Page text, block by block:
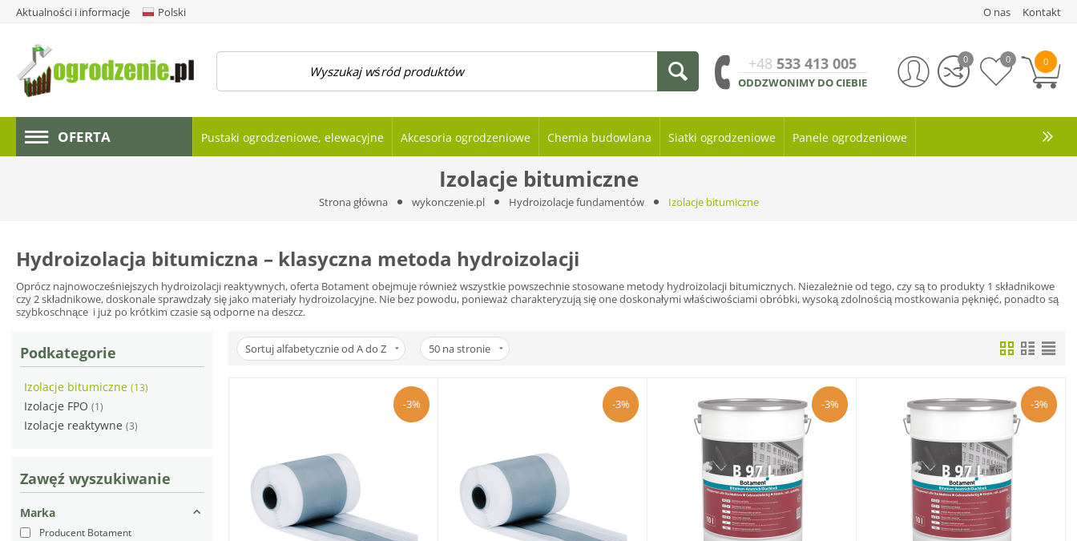
Aktualności i informacje Polski O nas Kontakt
+48 533 413 005
ODDZWONIMY DO CIEBIE
0
0 0
OFERTA Pustaki ogrodzeniowe, elewacyjne Akcesoria ogrodzeniowe Chemia budowlana Siatki ogrodzeniowe Panele ogrodzeniowe
Izolacje bitumiczne
Strona główna wykonczenie.pl Hydroizolacje fundamentów Izolacje bitumiczne
Hydroizolacja bitumiczna – klasyczna metoda hydroizolacji
Oprócz najnowocześniejszych hydroizolacji reaktywnych, oferta Botament obejmuje również wszystkie powszechnie stosowane metody hydroizolacji bitumicznych. Niezależnie od tego, czy są to produkty 1 składnikowe
czy 2 składnikowe, doskonale sprawdzały się jako materiały hydroizolacyjne. Nie bez powodu, ponieważ charakteryzują się one doskonałymi właściwościami obróbki, wysoką zdolnością mostkowania pęknięć, ponadto są
szybkoschnące i już po krótkim czasie są odporne na deszcz.
Podkategorie
Izolacje bitumiczne (13)
Izolacje FPO (1)
Izolacje reaktywne (3)
menu
Zawęź wyszukiwanie
Marka
Producent Botament
Sortuj alfabetycznie od A do Z 50 na stronie
-3% -3% -3% -3%